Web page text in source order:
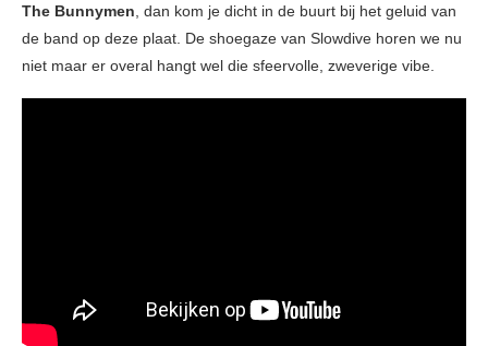
The Bunnymen , dan kom je dicht in de buurt bij het geluid van
de band op deze plaat. De shoegaze van Slowdive horen we nu
niet maar er overal hangt wel die sfeervolle, zweverige vibe.